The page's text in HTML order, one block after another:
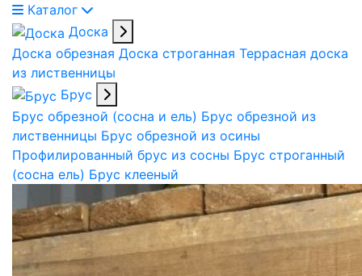
Каталог
Доска
Доска обрезная Доска строганная Террасная доска
из лиственницы
Брус
Брус обрезной (сосна и ель) Брус обрезной из
лиственницы Брус обрезной из осины
Профилированный брус из сосны Брус строганный
(сосна ель) Брус клееный